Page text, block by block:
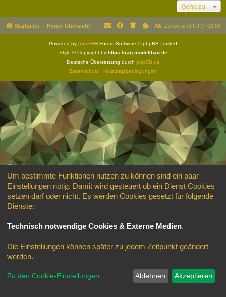
Gehe zu
Startseite Foren-Übersicht Alle Zeiten sind UTC+02:00
Powered by phpBB® Forum Software © phpBB Limited
Style © Copyright by https://rag-modellbau.de
Deutsche Übersetzung durch phpBB.de
Datenschutz| Nutzungsbedingungen
Um bestimmte Funktionen nutzen zu können sind ein paar
Einstellungen nötig. Damit wird gesteuert ob ein Dienst Cookies
setzen darf oder nicht. Es werden Cookies gesetzt für folgende
Dienste:
Technisch notwendige Cookies & Externe Medien.
Die Einstellungen können später zu jedem Zeitpunkt geändert
werden.
Zu den Cookie-Einstellungen Ablehnen Akzeptieren